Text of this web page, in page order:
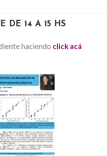
DE 14 A 15 HS
haciendo click acá